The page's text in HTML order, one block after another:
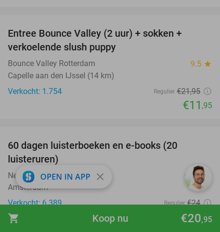
shopping_cart €20,95
Koop nu
Entree Bounce Valley (2 uur) + sokken +
verkoelende slush puppy
Bounce Valley Rotterdam 9.5 star
Capelle aan den IJssel (14 km)
Verkocht: 1.754
Regulier €21,95
€11 ,95
60 dagen luisterboeken en e-books (20
luisteruren)
Nextory
Amsterdam
Verkocht: 6.389
Regulier €24
Gratis
OPEN IN APP close